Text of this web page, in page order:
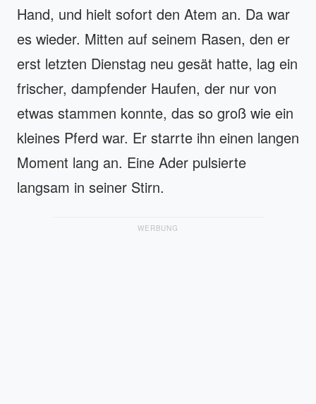
Hand, und hielt sofort den Atem an. Da war
es wieder. Mitten auf seinem Rasen, den er
erst letzten Dienstag neu gesät hatte, lag ein
frischer, dampfender Haufen, der nur von
etwas stammen konnte, das so groß wie ein
kleines Pferd war. Er starrte ihn einen langen
Moment lang an. Eine Ader pulsierte
langsam in seiner Stirn.
WERBUNG